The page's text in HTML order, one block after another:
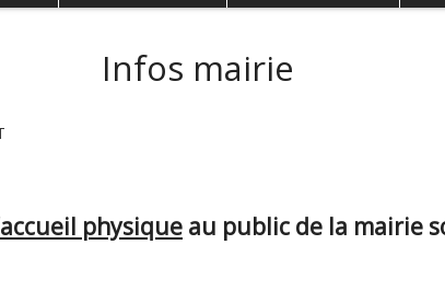
Infos mairie
physique au public de la mairie